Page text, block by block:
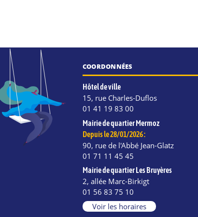
COORDONNÉES
Hôtel de ville
15, rue Charles-Duflos
01 41 19 83 00
Mairie de quartier Mermoz
Depuis le 28/01/2026 :
90, rue de l'Abbé Jean-Glatz
01 71 11 45 45
Mairie de quartier Les Bruyères
2, allée Marc-Birkigt
01 56 83 75 10
Voir les horaires